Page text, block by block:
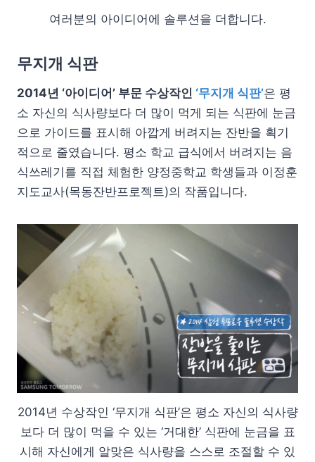
여러분의 아이디어에 솔루션을 더합니다.
무지개 식판
2014년 ‘아이디어’ 부문 수상작인 ‘무지개 식판’은 평
소 자신의 식사량보다 더 많이 먹게 되는 식판에 눈금
으로 가이드를 표시해 아깝게 버려지는 잔반을 획기
적으로 줄였습니다. 평소 학교 급식에서 버려지는 음
식쓰레기를 직접 체험한 양정중학교 학생들과 이정훈
지도교사(목동잔반프로젝트)의 작품입니다.
2014년 수상작인 ‘무지개 식판’은 평소 자신의 식사량
보다 더 많이 먹을 수 있는 ‘거대한’ 식판에 눈금을 표
시해 자신에게 알맞은 식사량을 스스로 조절할 수 있